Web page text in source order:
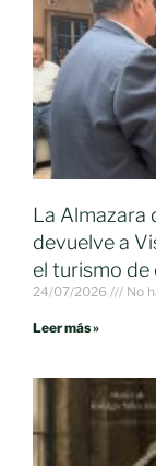
La Almazara
devuelve a
el turismo de
24/07/2026 No
Leer más »